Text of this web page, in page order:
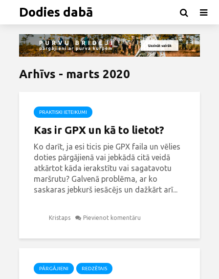
Dodies dabā
Arhīvs - marts 2020
PRAKTISKI IETEIKUMI
Kas ir GPX un kā to lietot?
Ko darīt, ja esi ticis pie GPX faila un vēlies
doties pārgājienā vai jebkādā citā veidā
atkārtot kāda ierakstītu vai sagatavotu
maršrutu? Galvenā problēma, ar ko
saskaras jebkurš iesācējs un dažkārt arī...
Kristaps Pievienot komentāru
PĀRGĀJIENI REDZĒTAIS